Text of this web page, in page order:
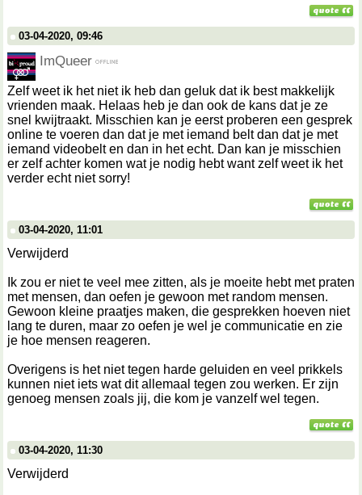
03-04-2020, 09:46
ImQueer
Zelf weet ik het niet ik heb dan geluk dat ik best makkelijk
vrienden maak. Helaas heb je dan ook de kans dat je ze
snel kwijtraakt. Misschien kan je eerst proberen een gesprek
online te voeren dan dat je met iemand belt dan dat je met
iemand videobelt en dan in het echt. Dan kan je misschien
er zelf achter komen wat je nodig hebt want zelf weet ik het
verder echt niet sorry!
03-04-2020, 11:01
Verwijderd
Ik zou er niet te veel mee zitten, als je moeite hebt met praten
met mensen, dan oefen je gewoon met random mensen.
Gewoon kleine praatjes maken, die gesprekken hoeven niet
lang te duren, maar zo oefen je wel je communicatie en zie
je hoe mensen reageren.
Overigens is het niet tegen harde geluiden en veel prikkels
kunnen niet iets wat dit allemaal tegen zou werken. Er zijn
genoeg mensen zoals jij, die kom je vanzelf wel tegen.
03-04-2020, 11:30
Verwijderd